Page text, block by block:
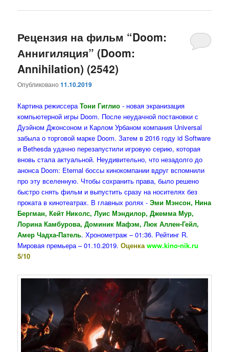
Рецензия на фильм “Doom:
Аннигиляция” (Doom:
Annihilation) (2542)
Опубликовано11.10.2019
Картина режиссера Тони Гиглио - новая экранизация
компьютерной игры Doom. После неудачной постановки с
Дуэйном Джонсоном и Карлом Урбаном компания Universal
забыла о торговой марке Doom. Затем в 2016 году id Software
и Bethesda удачно перезапустили игровую серию, которая
вновь стала актуальной. Неудивительно, что незадолго до
анонса Doom: Eternal боссы кинокомпании вдруг вспомнили
про эту вселенную. Чтобы сохранить права, было решено
быстро снять фильм и выпустить сразу на носителях без
проката в кинотеатрах. В главных ролях -Эми Мэнсон, Нина
Бергман, Кейт Николс, Луис Мэндилор, Джемма Мур,
Лорина Камбурова, Доминик Мафэм, Люк Аллен-Гейл,
Амер Чадха-Патель. Хронометраж – 01:36. Рейтинг R.
Мировая премьера – 01.10.2019.Оценкаwww.kino-nik.ru
5/10